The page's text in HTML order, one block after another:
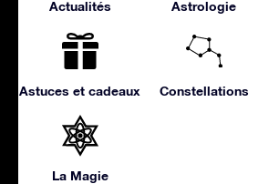
Actualités Astrologie
Astuces et cadeaux Constellations
La Magie